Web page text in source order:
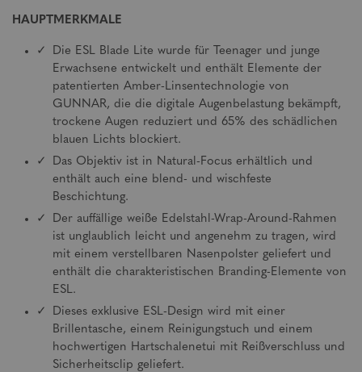
HAUPTMERKMALE
Die ESL Blade Lite wurde für Teenager und junge
Erwachsene entwickelt und enthält Elemente der
patentierten Amber-Linsentechnologie von
GUNNAR, die die digitale Augenbelastung bekämpft,
trockene Augen reduziert und 65% des schädlichen
blauen Lichts blockiert.
Das Objektiv ist in Natural-Focus erhältlich und
enthält auch eine blend- und wischfeste
Beschichtung.
Der auffällige weiße Edelstahl-Wrap-Around-Rahmen
ist unglaublich leicht und angenehm zu tragen, wird
mit einem verstellbaren Nasenpolster geliefert und
enthält die charakteristischen Branding-Elemente von
ESL.
Dieses exklusive ESL-Design wird mit einer
Brillentasche, einem Reinigungstuch und einem
hochwertigen Hartschalenetui mit Reißverschluss und
Sicherheitsclip geliefert.